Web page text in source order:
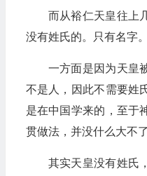
而从裕仁天皇往上
没有姓氏的。只有名字。
一方面是因为天皇
不是人，因此不需要姓
是在中国学来的，至于
贯做法，并没什么大不了
其实天皇没有姓氏